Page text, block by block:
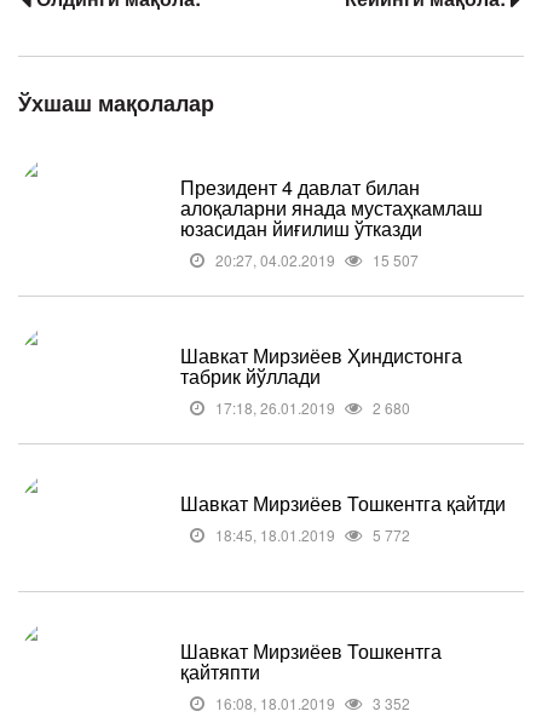
Ўхшаш мақолалар
Президент 4 давлат билан
алоқаларни янада мустаҳкамлаш
юзасидан йиғилиш ўтказди
20:27, 04.02.2019 15 507
Шавкат Мирзиёев Ҳиндистонга
табрик йўллади
17:18, 26.01.2019 2 680
Шавкат Мирзиёев Тошкентга қайтди
18:45, 18.01.2019 5 772
Шавкат Мирзиёев Тошкентга
қайтяпти
16:08, 18.01.2019 3 352